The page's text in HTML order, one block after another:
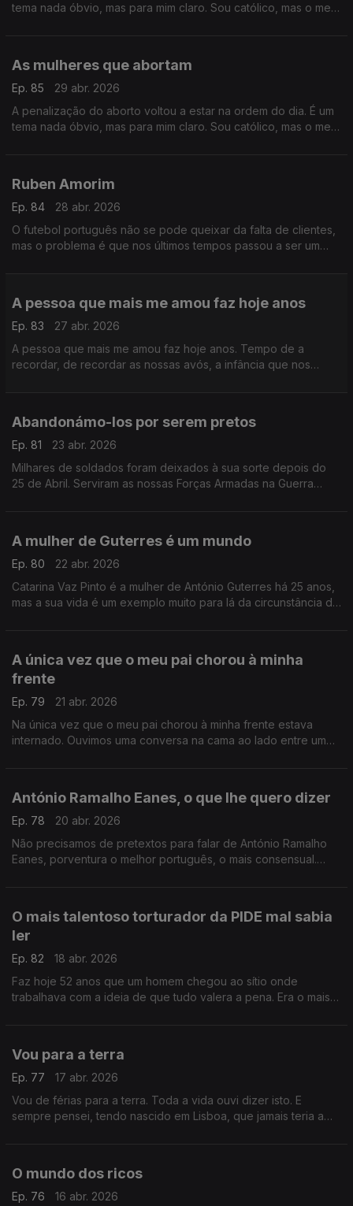
tema nada óbvio, mas para mim claro. Sou católico, mas o meu
As mulheres que abortam
Ep. 85
29 abr. 2026
A penalização do aborto voltou a estar na ordem do dia. É um
tema nada óbvio, mas para mim claro. Sou católico, mas o meu
Ruben Amorim
Ep. 84
28 abr. 2026
O futebol português não se pode queixar da falta de clientes,
mas o problema é que nos últimos tempos passou a ser um
A pessoa que mais me amou faz hoje anos
Ep. 83
27 abr. 2026
A pessoa que mais me amou faz hoje anos. Tempo de a
recordar, de recordar as nossas avós, a infância que nos
Abandonámo-los por serem pretos
Ep. 81
23 abr. 2026
Milhares de soldados foram deixados à sua sorte depois do
25 de Abril. Serviram as nossas Forças Armadas na Guerra
A mulher de Guterres é um mundo
Ep. 80
22 abr. 2026
Catarina Vaz Pinto é a mulher de António Guterres há 25 anos,
mas a sua vida é um exemplo muito para lá da circunstância de
A única vez que o meu pai chorou à minha
frente
Ep. 79
21 abr. 2026
Na única vez que o meu pai chorou à minha frente estava
internado. Ouvimos uma conversa na cama ao lado entre um
António Ramalho Eanes, o que lhe quero dizer
Ep. 78
20 abr. 2026
Não precisamos de pretextos para falar de António Ramalho
Eanes, porventura o melhor português, o mais consensual.
O mais talentoso torturador da PIDE mal sabia
ler
Ep. 82
18 abr. 2026
Faz hoje 52 anos que um homem chegou ao sítio onde
trabalhava com a ideia de que tudo valera a pena. Era o mais
Vou para a terra
Ep. 77
17 abr. 2026
Vou de férias para a terra. Toda a vida ouvi dizer isto. E
sempre pensei, tendo nascido em Lisboa, que jamais teria a
O mundo dos ricos
Ep. 76
16 abr. 2026